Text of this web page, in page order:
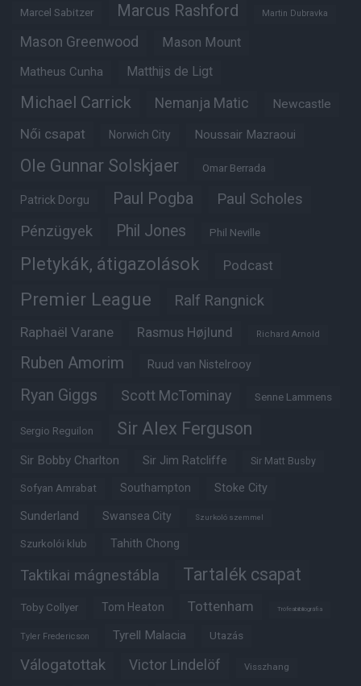
Marcel Sabitzer Marcus Rashford Martin Dubravka
Mason Greenwood Mason Mount
Matheus Cunha Matthijs de Ligt
Michael Carrick Nemanja Matic Newcastle
Női csapat Norwich City Noussair Mazraoui
Ole Gunnar Solskjaer Omar Berrada
Patrick Dorgu Paul Pogba Paul Scholes
Pénzügyek Phil Jones Phil Neville
Pletykák, átigazolások Podcast
Premier League Ralf Rangnick
Raphaël Varane Rasmus Højlund Richard Arnold
Ruben Amorim Ruud van Nistelrooy
Ryan Giggs Scott McTominay Senne Lammens
Sergio Reguilon Sir Alex Ferguson
Sir Bobby Charlton Sir Jim Ratcliffe Sir Matt Busby
Sofyan Amrabat Southampton Stoke City
Sunderland Swansea City Szurkoló szemmel
Szurkolói klub Tahith Chong
Taktikai mágnestábla Tartalék csapat
Toby Collyer Tom Heaton Tottenham Trófeabibliográfia
Tyler Fredericson Tyrell Malacia Utazás
Válogatottak Victor Lindelöf Visszhang